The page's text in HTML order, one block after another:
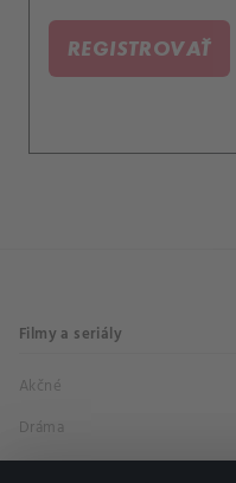
REGISTROVAŤ
Filmy a seriály
Akčné
Dráma
Dokumentárne